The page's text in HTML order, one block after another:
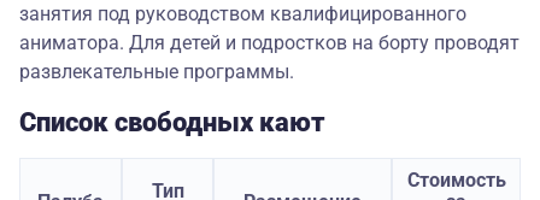
занятия под руководством квалифицированного
аниматора. Для детей и подростков на борту проводят
развлекательные программы.
Список свободных кают
Тип
Стоимость